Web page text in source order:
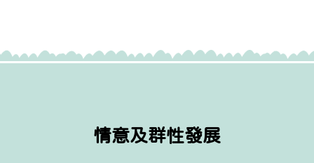
情意及群性發展